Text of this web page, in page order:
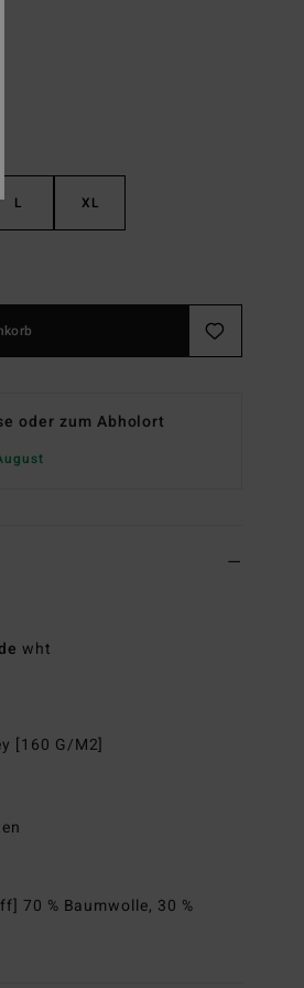
L XL
oder zum Abholort
wht
[160 G/M2]
70 % Baumwolle, 30 %